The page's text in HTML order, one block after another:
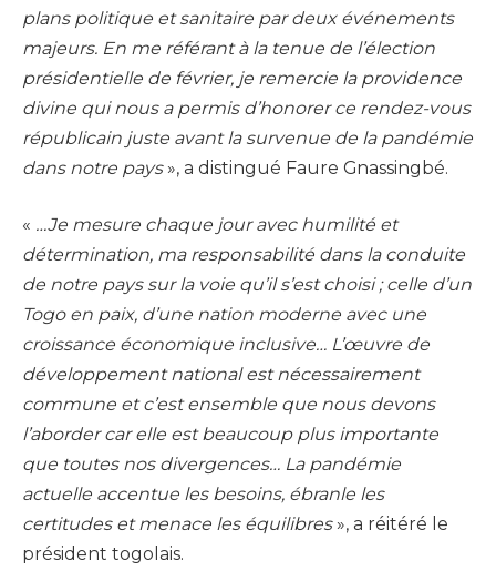
plans politique et sanitaire par deux événements
majeurs. En me référant à la tenue de l’élection
présidentielle de février, je remercie la providence
divine qui nous a permis d’honorer ce rendez-vous
républicain juste avant la survenue de la pandémie
dans notre pays», a distingué Faure Gnassingbé.
« …Je mesure chaque jour avec humilité et
détermination, ma responsabilité dans la conduite
de notre pays sur la voie qu’il s’est choisi ; celle d’un
Togo en paix, d’une nation moderne avec une
croissance économique inclusive… L’œuvre de
développement national est nécessairement
commune et c’est ensemble que nous devons
l’aborder car elle est beaucoup plus importante
que toutes nos divergences… La pandémie
actuelle accentue les besoins, ébranle les
certitudes et menace les équilibres», a réitéré le
président togolais.